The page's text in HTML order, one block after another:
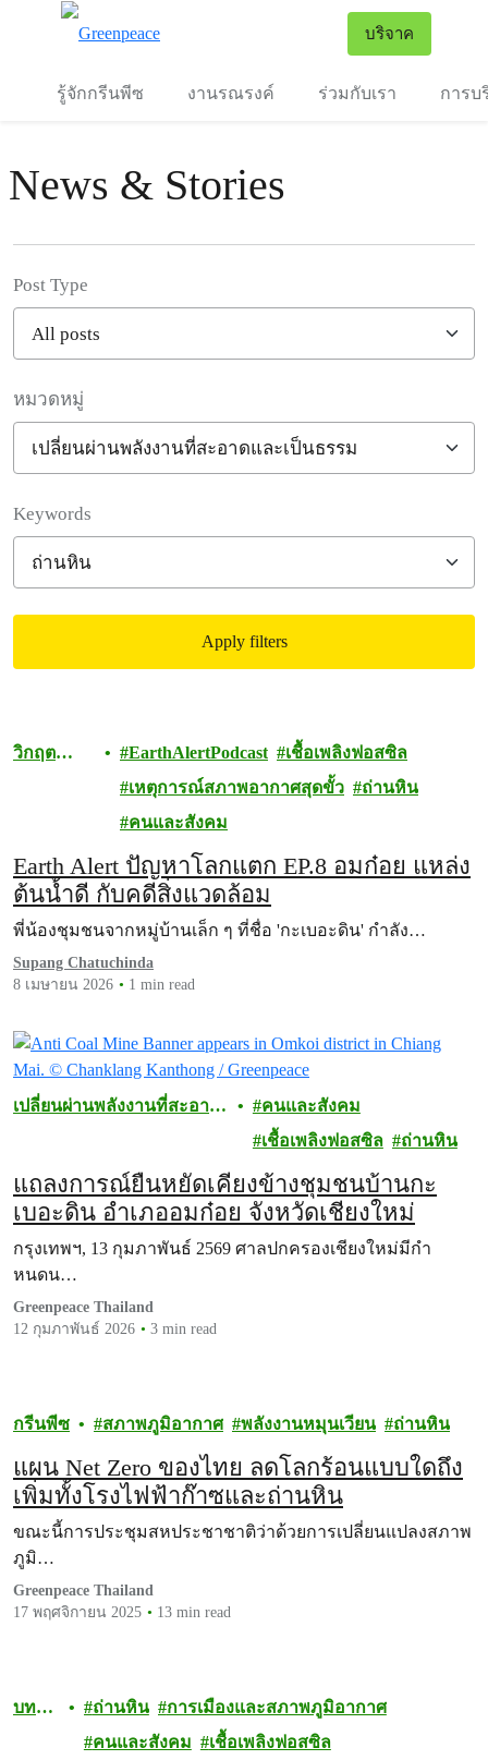
บริจาค
รู้จักกรีนพีซ งานรณรงค์ ร่วมกับเรา การบ
News & Stories
Post Type
หมวดหมู่
Keywords
Apply filters
วิกฤต
EarthAlertPodcast
เชื้อเพลิงฟอสซิล
เหตุการณ์สภาพอากาศสุดขั้ว
ถ่านหิน
คนและสังคม
Earth Alert ปัญหาโลกแตก EP.8 อมก๋อย แหล่ง
ต้นน้ำดี กับคดีสิ่งแวดล้อม
พี่น้องชุมชนจากหมู่บ้านเล็ก ๆ ที่ชื่อ 'กะเบอะดิน' กำลัง…
Supang Chatuchinda
8 เมษายน 2026
1 min read
เปลี่ยนผ่านพลังงานที่สะอาด
คนและสังคม
เชื้อเพลิงฟอสซิล
ถ่านหิน
แถลงการณ์ยืนหยัดเคียงข้างชุมชนบ้านกะ
เบอะดิน อำเภออมก๋อย จังหวัดเชียงใหม่
กรุงเทพฯ, 13 กุมภาพันธ์ 2569 ศาลปกครองเชียงใหม่มีกำ
หนดน…
Greenpeace Thailand
12 กุมภาพันธ์ 2026
3 min read
กรีนพีซ สภาพภูมิอากาศ พลังงานหมุนเวียน ถ่านหิน
แผน Net Zero ของไทย ลดโลกร้อนแบบใดถึง
เพิ่มทั้งโรงไฟฟ้าก๊าซและถ่านหิน
ขณะนี้การประชุมสหประชาชาติว่าด้วยการเปลี่ยนแปลงสภาพ
ภูมิ…
Greenpeace Thailand
17 พฤศจิกายน 2025
13 min read
บทคว
ถ่านหิน
การเมืองและสภาพภูมิอากาศ
คนและสังคม
เชื้อเพลิงฟอสซิล